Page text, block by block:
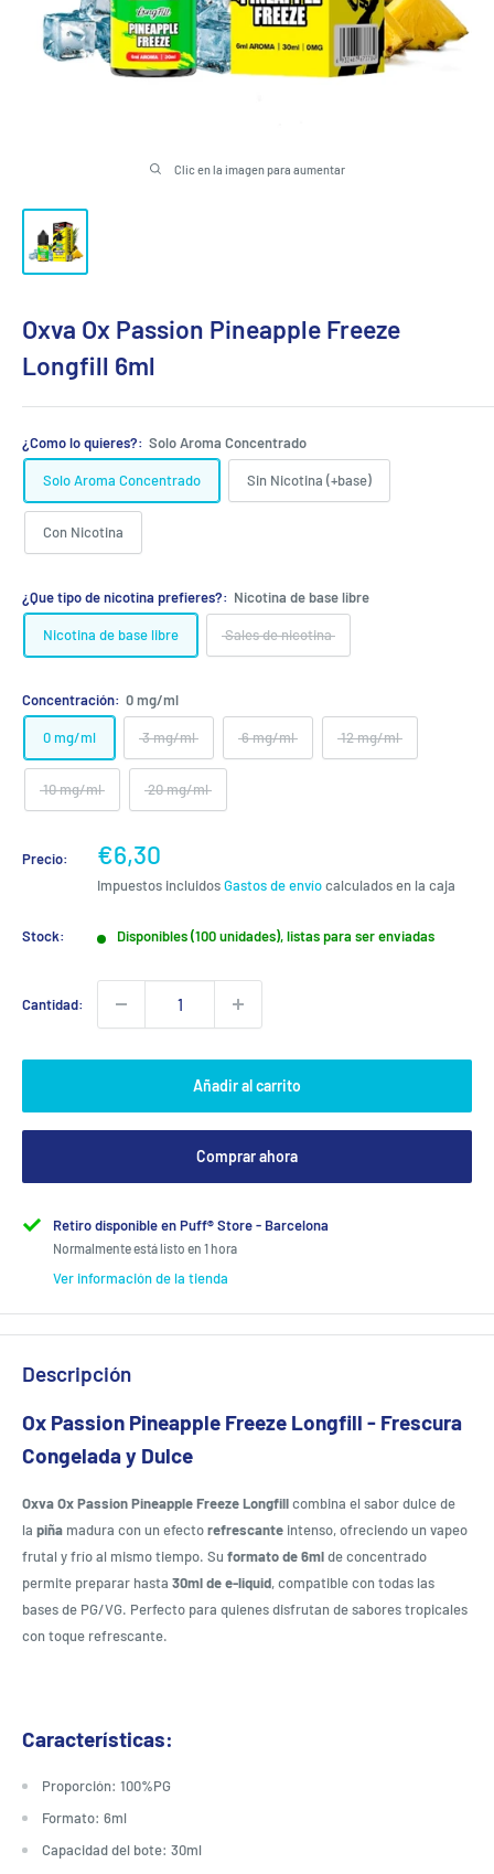
Clic en la imagen para aumentar
Oxva Ox Passion Pineapple Freeze
Longfill 6ml
¿Como lo quieres?: Solo Aroma Concentrado
Solo Aroma Concentrado Sin Nicotina (+base)
Con Nicotina
¿Que tipo de nicotina prefieres?: Nicotina de base libre
Nicotina de base libre Sales de nicotina
Concentración: 0 mg/ml
0 mg/ml 3 mg/ml 6 mg/ml 12 mg/ml
10 mg/ml 20 mg/ml
Precio:
Precio
de
venta
€6,30
Impuestos incluidosGastos de envíocalculados en la caja
Stock: Disponibles (100 unidades), listas para ser enviadas
Cantidad:
Añadir al carrito
Comprar ahora
Retiro disponible en Puff® Store - Barcelona
Normalmente está listo en 1 hora
Ver información de la tienda
Descripción
Ox Passion Pineapple Freeze Longfill - Frescura
Congelada y Dulce
Oxva Ox Passion Pineapple Freeze Longfillcombina el sabor dulce de
la piña madura con un efectorefrescante intenso, ofreciendo un vapeo
frutal y frío al mismo tiempo. Su formato de 6mlde concentrado
permite preparar hasta 30ml de e-liquid, compatible con todas las
bases de PG/VG. Perfecto para quienes disfrutan de sabores tropicales
con toque refrescante.
Características:
Proporción: 100%PG
Formato: 6ml
Capacidad del bote: 30ml